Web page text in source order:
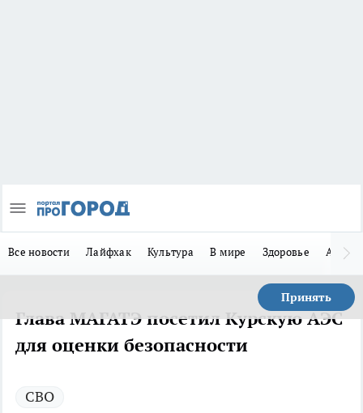
Все новости Лайфхак Культура В мире Здоровье Авто
Принять
Глава МАГАТЭ посетил Курскую АЭС
для оценки безопасности
СВО